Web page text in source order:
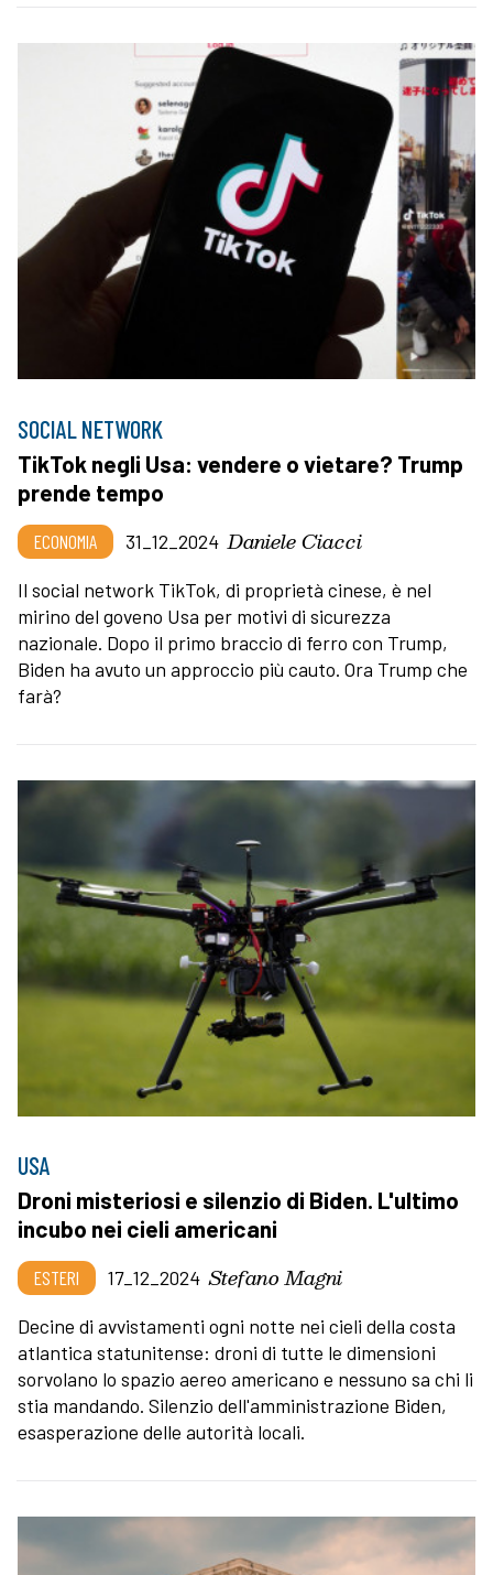
SOCIAL NETWORK
TikTok negli Usa: vendere o vietare? Trump
prende tempo
ECONOMIA 31_12_2024 Daniele Ciacci
Il social network TikTok, di proprietà cinese, è nel
mirino del goveno Usa per motivi di sicurezza
nazionale. Dopo il primo braccio di ferro con Trump,
Biden ha avuto un approccio più cauto. Ora Trump che
farà?
USA
Droni misteriosi e silenzio di Biden. L'ultimo
incubo nei cieli americani
ESTERI 17_12_2024 Stefano Magni
Decine di avvistamenti ogni notte nei cieli della costa
atlantica statunitense: droni di tutte le dimensioni
sorvolano lo spazio aereo americano e nessuno sa chi li
stia mandando. Silenzio dell'amministrazione Biden,
esasperazione delle autorità locali.